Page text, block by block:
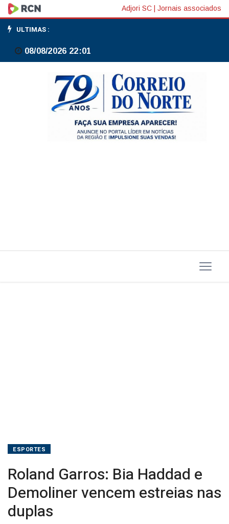
Roland
Garros:
Bia
Haddad
Demoliner
Adjori SC Jornais associados
ULTIMAS :
08/08/2026 22:01
ESPORTES
Roland Garros: Bia Haddad e
Demoliner vencem estreias nas
duplas